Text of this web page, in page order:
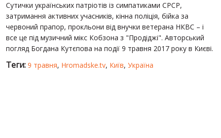
Сутички українських патріотів із симпатиками СРСР,
затримання активних учасників, кінна поліція, бійка за
червоний прапор, прокльони від внучки ветерана НКВС – і
все це під музичний мікс Кобзона з "Продіджі". Авторський
погляд Богдана Кутєпова на події 9 травня 2017 року в Києві.
Теги: 9 травня, Hromadske.tv, Київ, Україна